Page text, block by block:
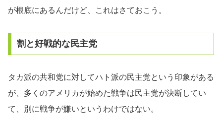
が根底にあるんだけど、これはさておこう。
割と好戦的な民主党
タカ派の共和党に対してハト派の民主党という印象がある
が、多くのアメリカが始めた戦争は民主党が決断してい
て、別に戦争が嫌いというわけではない。